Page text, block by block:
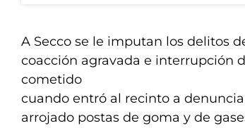
A Secco se le imputan los delitos
coacción agravada e interrupción
cometido
cuando entró al recinto a
arrojado postas de goma y de